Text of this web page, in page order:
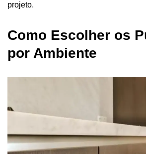
projeto.
Como Escolher os
por Ambiente